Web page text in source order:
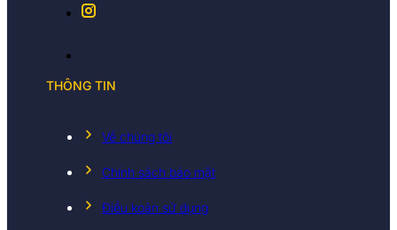
THÔNG TIN
Về chúng tôi
Chính sách bảo mật
Điều koản sử dụng